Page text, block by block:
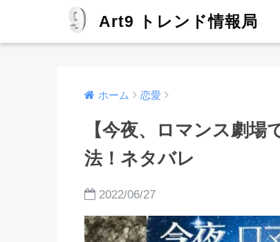
Art9 トレンド情報局
ホーム 恋愛
【今夜、ロマンス劇場
法！ネタバレ
2022/06/27